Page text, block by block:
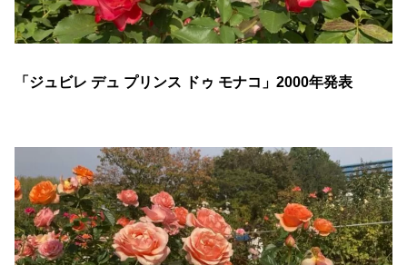
「ジュビレ デュ プリンス ドゥ モナコ」2000年発表